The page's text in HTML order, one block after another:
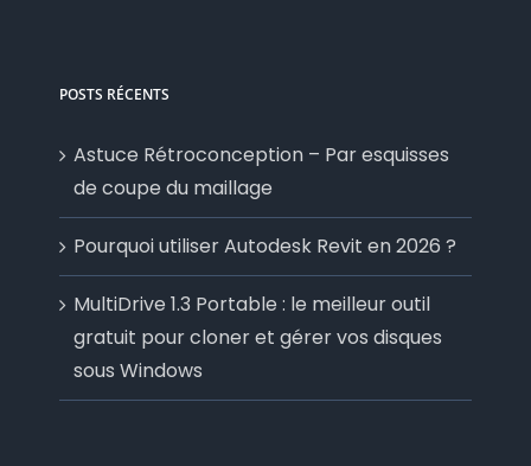
POSTS RÉCENTS
Astuce Rétroconception – Par esquisses
de coupe du maillage
Pourquoi utiliser Autodesk Revit en 2026 ?
MultiDrive 1.3 Portable : le meilleur outil
gratuit pour cloner et gérer vos disques
sous Windows